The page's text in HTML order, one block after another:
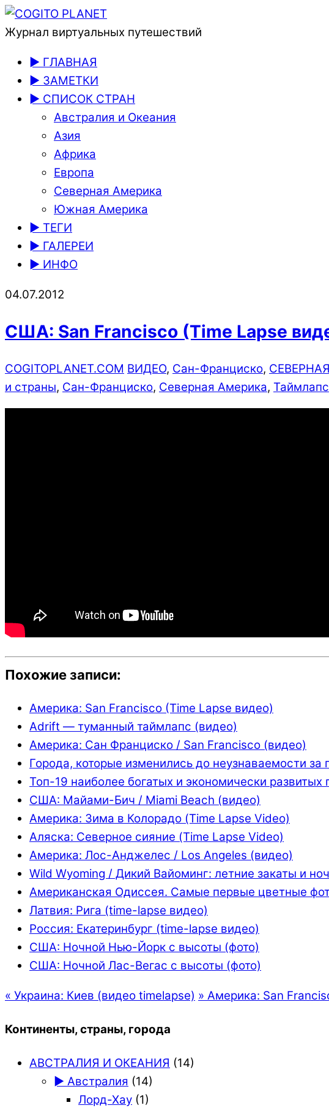
Журнал виртуальных путешествий
► ГЛАВНАЯ
► ЗАМЕТКИ
► СПИСОК СТРАН
Австралия и Океания
Азия
Африка
Европа
Северная Америка
Южная Америка
► ТЕГИ
► ГАЛЕРЕИ
► ИНФО
04.07.2012
США: San Francisco (Time Lapse
COGITOPLANET.COM ВИДЕО, Сан-Франциско,
и страны, Сан-Франциско, Северная Америка, Таймлапс
Похожие записи:
Америка: San Francisco (Time Lapse видео)
Adrift — туманный таймлапс (видео)
Америка: Сан Франциско / San Francisco (видео)
Города, которые изменились до неузнаваемости за
Топ-19 наиболее богатых и экономически развитых
США: Майами-Бич / Miami Beach (видео)
Америка: Зима в Колорадо (Time Lapse Video)
Аляска: Северное сияние (Time Lapse Video)
Америка: Лос-Анджелес / Los Angeles (видео)
Wild Wyoming / Дикий Вайоминг: летние закаты и
Американская Одиссея. Самые первые цветные
Латвия: Рига (time-lapse видео)
Россия: Екатеринбург (time-lapse видео)
США: Ночной Нью-Йорк с высоты (фото)
США: Ночной Лас-Вегас с высоты (фото)
« Украина: Киев (видео timelapse) » Америка: San
Континенты, страны, города
АВСТРАЛИЯ И ОКЕАНИЯ (14)
► Австралия (14)
Лорд-Хау (1)